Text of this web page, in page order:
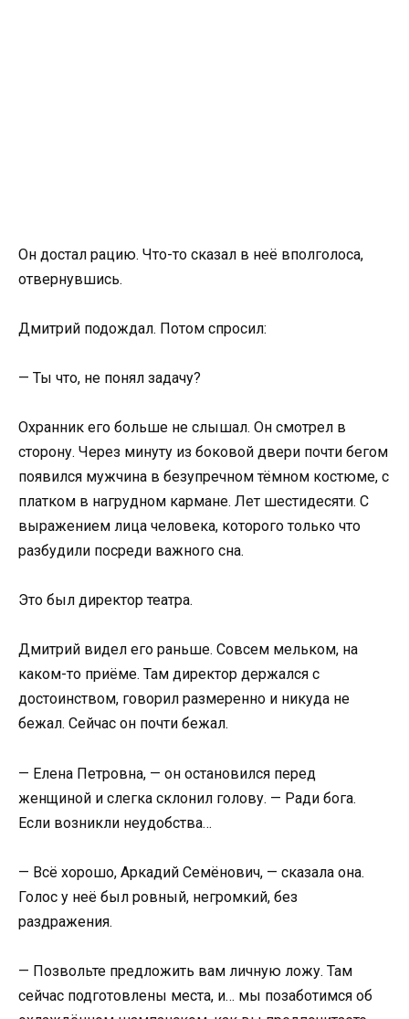
Он достал рацию. Что-то сказал в неё вполголоса,
отвернувшись.
Дмитрий подождал. Потом спросил:
— Ты что, не понял задачу?
Охранник его больше не слышал. Он смотрел в
сторону. Через минуту из боковой двери почти бегом
появился мужчина в безупречном тёмном костюме, с
платком в нагрудном кармане. Лет шестидесяти. С
выражением лица человека, которого только что
разбудили посреди важного сна.
Это был директор театра.
Дмитрий видел его раньше. Совсем мельком, на
каком-то приёме. Там директор держался с
достоинством, говорил размеренно и никуда не
бежал. Сейчас он почти бежал.
— Елена Петровна, — он остановился перед
женщиной и слегка склонил голову. — Ради бога.
Если возникли неудобства…
— Всё хорошо, Аркадий Семёнович, — сказала она.
Голос у неё был ровный, негромкий, без
раздражения.
— Позвольте предложить вам личную ложу. Там
сейчас подготовлены места, и… мы позаботимся об